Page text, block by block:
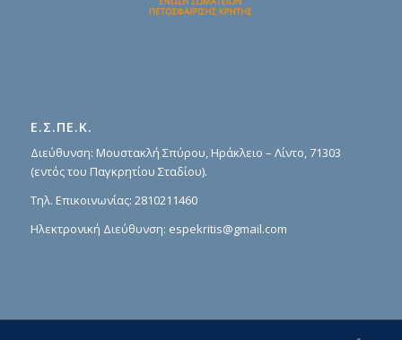
Ε.Σ.ΠΕ.Κ.
Διεύθυνση: Μουστακλή Σπύρου, Ηράκλειο – Λίντο, 71303
(εντός του Παγκρητίου Σταδίου).
Τηλ. Επικοινωνίας: 2810211460
Ηλεκτρονική Διεύθυνση: espekritis@gmail.com